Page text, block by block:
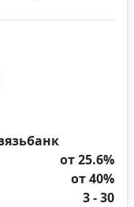
от 25.6%
от 40%
3 - 30